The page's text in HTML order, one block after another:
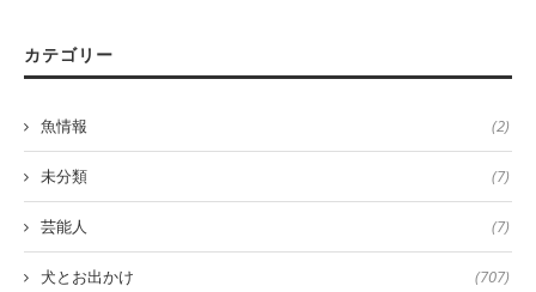
カテゴリー
魚情報 (2)
未分類 (7)
芸能人 (7)
犬とお出かけ (707)